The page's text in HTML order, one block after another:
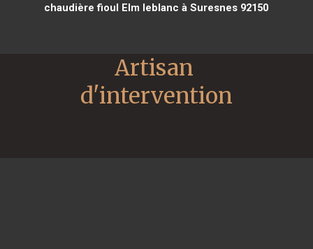
chaudière fioul Elm leblanc à Suresnes 92150
Artisan
d'intervention